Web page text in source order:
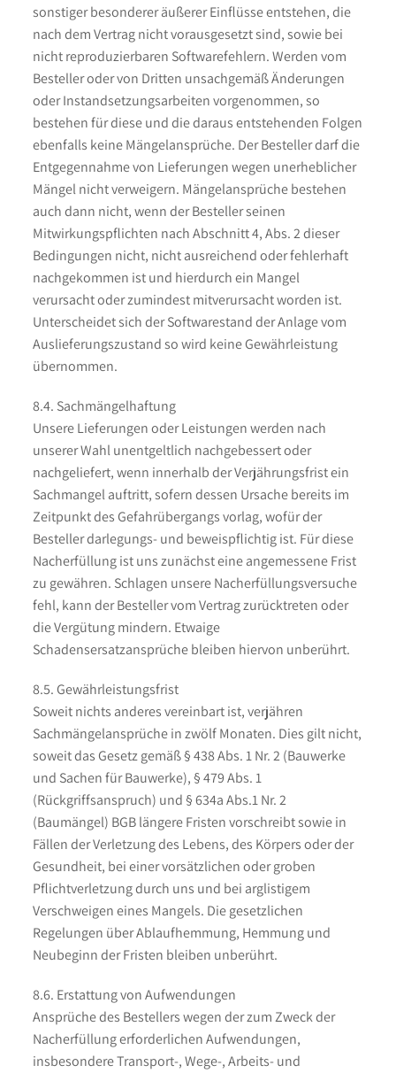
sonstiger besonderer äußerer Einflüsse entstehen, die
nach dem Vertrag nicht vorausgesetzt sind, sowie bei
nicht reproduzierbaren Softwarefehlern. Werden vom
Besteller oder von Dritten unsachgemäß Änderungen
oder Instandsetzungsarbeiten vorgenommen, so
bestehen für diese und die daraus entstehenden Folgen
ebenfalls keine Mängelansprüche. Der Besteller darf die
Entgegennahme von Lieferungen wegen unerheblicher
Mängel nicht verweigern. Mängelansprüche bestehen
auch dann nicht, wenn der Besteller seinen
Mitwirkungspflichten nach Abschnitt 4, Abs. 2 dieser
Bedingungen nicht, nicht ausreichend oder fehlerhaft
nachgekommen ist und hierdurch ein Mangel
verursacht oder zumindest mitverursacht worden ist.
Unterscheidet sich der Softwarestand der Anlage vom
Auslieferungszustand so wird keine Gewährleistung
übernommen.
8.4. Sachmängelhaftung
Unsere Lieferungen oder Leistungen werden nach
unserer Wahl unentgeltlich nachgebessert oder
nachgeliefert, wenn innerhalb der Verjährungsfrist ein
Sachmangel auftritt, sofern dessen Ursache bereits im
Zeitpunkt des Gefahrübergangs vorlag, wofür der
Besteller darlegungs- und beweispflichtig ist. Für diese
Nacherfüllung ist uns zunächst eine angemessene Frist
zu gewähren. Schlagen unsere Nacherfüllungsversuche
fehl, kann der Besteller vom Vertrag zurücktreten oder
die Vergütung mindern. Etwaige
Schadensersatzansprüche bleiben hiervon unberührt.
8.5. Gewährleistungsfrist
Soweit nichts anderes vereinbart ist, verjähren
Sachmängelansprüche in zwölf Monaten. Dies gilt nicht,
soweit das Gesetz gemäß § 438 Abs. 1 Nr. 2 (Bauwerke
und Sachen für Bauwerke), § 479 Abs. 1
(Rückgriffsanspruch) und § 634a Abs.1 Nr. 2
(Baumängel) BGB längere Fristen vorschreibt sowie in
Fällen der Verletzung des Lebens, des Körpers oder der
Gesundheit, bei einer vorsätzlichen oder groben
Pflichtverletzung durch uns und bei arglistigem
Verschweigen eines Mangels. Die gesetzlichen
Regelungen über Ablaufhemmung, Hemmung und
Neubeginn der Fristen bleiben unberührt.
8.6. Erstattung von Aufwendungen
Ansprüche des Bestellers wegen der zum Zweck der
Nacherfüllung erforderlichen Aufwendungen,
insbesondere Transport-, Wege-, Arbeits- und